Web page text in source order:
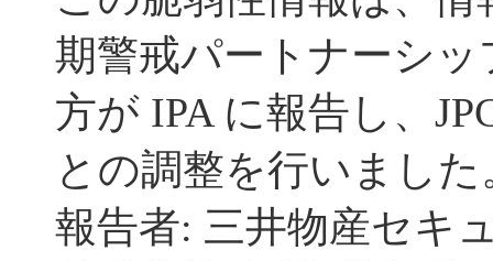
期警戒パートナーシ
方が IPA に報告し、
との調整を行いました
報告者: 三井物産セキ